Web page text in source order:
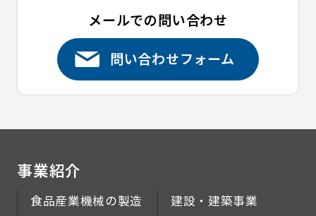
メールでの問い合わせ
問い合わせフォーム
事業紹介
食品産業機械の製造
建設・建築事業